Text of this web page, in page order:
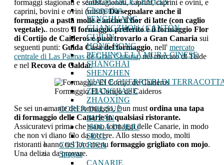
Chongqing
FENGHUANG
GUANGZHOU / CANTON
GUILIN
HONG KONG
PECHINO E LA MURA CINESE
SHANGHAI
SHENZHEN
XIAN E GUERRIERI DI
ZHANGJIAJIE
ZHAOXING
COREA DEL SUD
BUSAN
ISOLA DI JEJU
SEUL
COSTA RICA
Spagna
CANARIE
formaggi stagionati e semistagionati, caprini, caprini e ovini, e
caprini, bovini e ovini (misti).Da segnalare anche il
formaggio a pasta molle e anche il fior di latte (con caglio
vegetale).. nostro Il formaggio preferito è il formaggio Flor
di Cortijo de Caideros e puoi trovarlo a Gran Canaria sui
seguenti punti: Guida Casa del formaggio, nell' mercato
centrale di Las Palmas de Gran Canaria, nel mercato di Telde
e nel Recova de Galdar.
Formaggio El Cortijo de Caideros
Se sei un amante del formaggio, è un mustordina una tapa
di formaggio delle Canarie in qualsiasi ristorante.
Assicuratevi prima che siano formaggi delle Canarie, in modo
che non vi diano filo da torcere. Allo stesso modo, molti
ristoranti hanno nel loro menu formaggio grigliato con mojo.
Una delizia da provare.